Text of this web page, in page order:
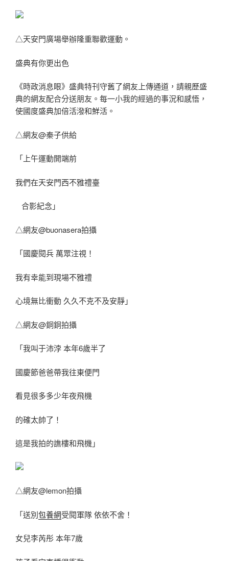
△天安門廣場舉辦隆重聯歡運動。
盛典有你更出色
《時政消息眼》盛典特刊守舊了網友上傳通道，請親歷盛
典的網友配合分送朋友。每一小我的經過的事況和感悟，
使國度盛典加倍活潑和鮮活。
△網友@秦子供給
「上午運動開端前
我們在天安門西不雅禮臺
合影紀念」
△網友@buonasera拍攝
「國慶閱兵 萬眾注視！
我有幸能到現場不雅禮
心境無比衝動 久久不克不及安靜」
△網友@銅銅拍攝
「我叫于沛浡 本年6歲半了
國慶節爸爸帶我往東便門
看見很多多少年夜飛機
的確太帥了！
這是我拍的譙樓和飛機」
△網友@lemon拍攝
「送別包養網受閱軍隊 依依不舍！
女兒李芮彤 本年7歲